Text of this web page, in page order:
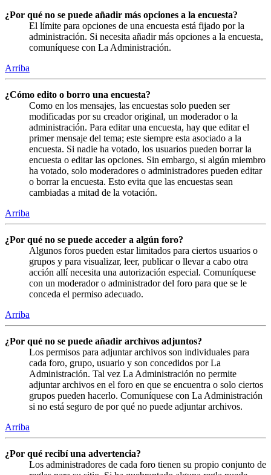
¿Por qué no se puede añadir más opciones a la encuesta?
El límite para opciones de una encuesta está fijado por la
administración. Si necesita añadir más opciones a la encuesta,
comuníquese con La Administración.
Arriba
¿Cómo edito o borro una encuesta?
Como en los mensajes, las encuestas solo pueden ser
modificadas por su creador original, un moderador o la
administración. Para editar una encuesta, hay que editar el
primer mensaje del tema; este siempre esta asociado a la
encuesta. Si nadie ha votado, los usuarios pueden borrar la
encuesta o editar las opciones. Sin embargo, si algún miembro
ha votado, solo moderadores o administradores pueden editar
o borrar la encuesta. Esto evita que las encuestas sean
cambiadas a mitad de la votación.
Arriba
¿Por qué no se puede acceder a algún foro?
Algunos foros pueden estar limitados para ciertos usuarios o
grupos y para visualizar, leer, publicar o llevar a cabo otra
acción allí necesita una autorización especial. Comuníquese
con un moderador o administrador del foro para que se le
conceda el permiso adecuado.
Arriba
¿Por qué no se puede añadir archivos adjuntos?
Los permisos para adjuntar archivos son individuales para
cada foro, grupo, usuario y son concedidos por La
Administración. Tal vez La Administración no permite
adjuntar archivos en el foro en que se encuentra o solo ciertos
grupos pueden hacerlo. Comuníquese con La Administración
si no está seguro de por qué no puede adjuntar archivos.
Arriba
¿Por qué recibí una advertencia?
Los administradores de cada foro tienen su propio conjunto de